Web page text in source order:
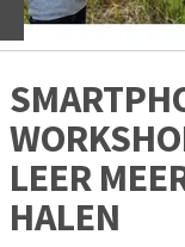
LEER
HALEN